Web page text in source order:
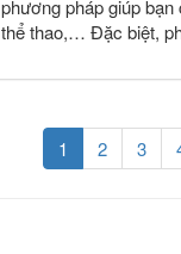
phương pháp giúp
thể thao,… Đặc biệt,
1 (current)
2 3